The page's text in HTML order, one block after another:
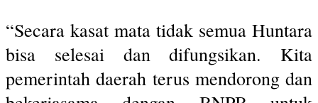
“Secara kasat mata tidak semua Huntara
bisa selesai dan difungsikan. Kita
pemerintah daerah terus mendorong dan